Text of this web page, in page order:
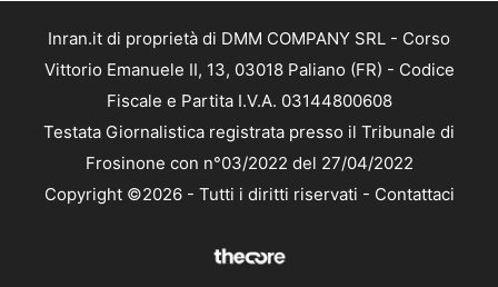
Inran.it di proprietà di DMM COMPANY SRL - Corso
Vittorio Emanuele II, 13, 03018 Paliano (FR) - Codice
Fiscale e Partita I.V.A. 03144800608
Testata Giornalistica registrata presso il Tribunale di
Frosinone con n°03/2022 del 27/04/2022
Copyright ©2026 - Tutti i diritti riservati - Contattaci